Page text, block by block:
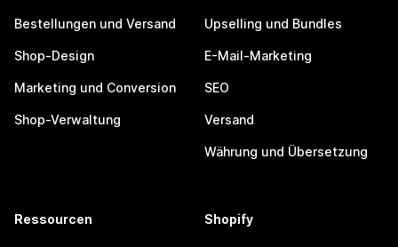
Bestellungen und Versand
Shop-Design
Marketing und Conversion
Shop-Verwaltung
Upselling und Bundles
E-Mail-Marketing
SEO
Versand
Währung und Übersetzung
Ressourcen Shopify